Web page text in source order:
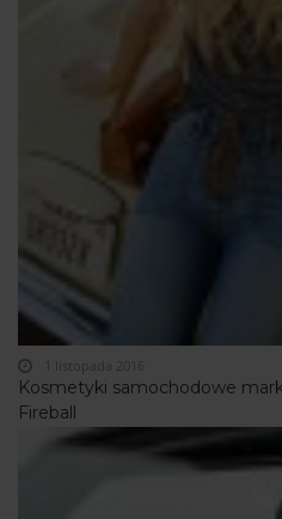
Kosmetyki samochodowe
Fireball
1 listopada 2016